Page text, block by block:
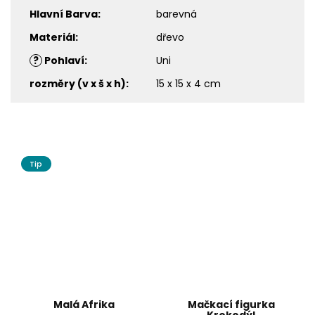
Hlavní Barva:
barevná
Materiál:
dřevo
? Pohlaví:
Uni
rozměry (v x š x h): 15 x 15 x 4 cm
Tip
Malá Afrika Mačkací figurka